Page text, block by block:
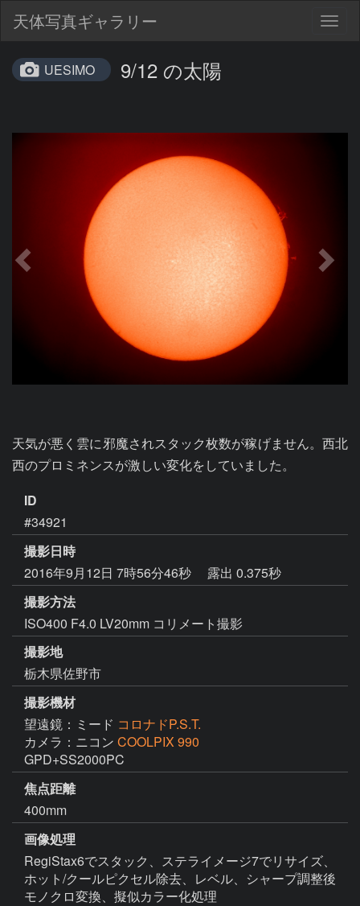
天体写真ギャラリー
UESIMO 9/12 の太陽
天気が悪く雲に邪魔されスタック枚数が稼げません。西北
西のプロミネンスが激しい変化をしていました。
ID
#34921
撮影日時
2016年9月12日 7時56分46秒
露出 0.375秒
撮影方法
ISO400 F4.0 LV20mm コリメート撮影
撮影地
栃木県佐野市
撮影機材
望遠鏡：ミード コロナドP.S.T.
カメラ：ニコン COOLPIX 990
GPD+SS2000PC
焦点距離
400mm
画像処理
RegiStax6でスタック、ステライメージ7でリサイズ、
ホット/クールピクセル除去、レベル、シャープ調整後
モノクロ変換、擬似カラー化処理